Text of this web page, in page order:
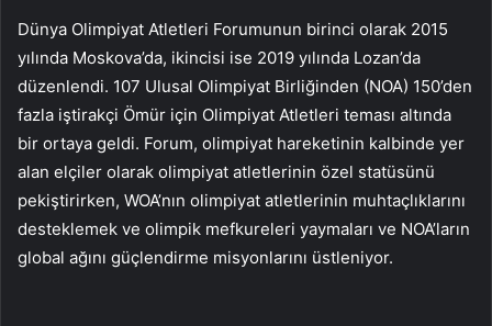
Dünya Olimpiyat Atletleri Forumunun birinci olarak 2015
yılında Moskova’da, ikincisi ise 2019 yılında Lozan’da
düzenlendi. 107 Ulusal Olimpiyat Birliğinden (NOA) 150’den
fazla iştirakçi Ömür için Olimpiyat Atletleri teması altında
bir ortaya geldi. Forum, olimpiyat hareketinin kalbinde yer
alan elçiler olarak olimpiyat atletlerinin özel statüsünü
pekiştirirken, WOA’nın olimpiyat atletlerinin muhtaçlıklarını
desteklemek ve olimpik mefkureleri yaymaları ve NOA’ların
global ağını güçlendirme misyonlarını üstleniyor.